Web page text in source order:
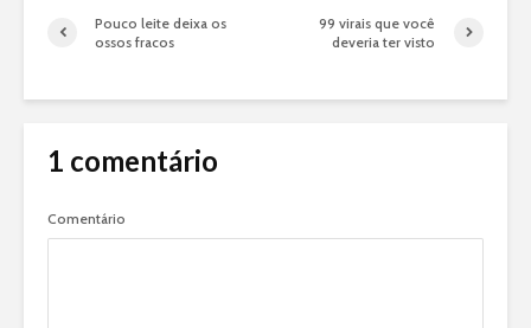
Pouco leite deixa os
ossos fracos
99 virais que você
deveria ter visto
1 comentário
Comentário